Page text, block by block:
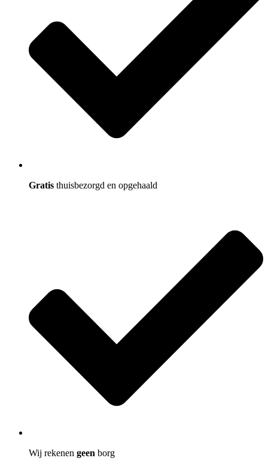
Gratis thuisbezorgd en opgehaald
Wij rekenen geen borg